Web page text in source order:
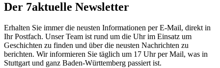
Der 7aktuelle Newsletter
Erhalten Sie immer die neusten Informationen per E-Mail, direkt in
Ihr Postfach. Unser Team ist rund um die Uhrim Einsatz um
Geschichten zu finden und über die neusten Nachrichten zu
berichten. Wir informieren Sie täglich um 17 Uhrper Mail, was in
Stuttgart und ganz Baden-Württemberg passiert ist.